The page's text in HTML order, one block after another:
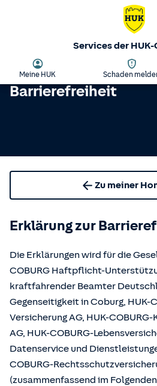
Services der HUK-
Meine HUK Schaden
Barrierefreiheit
Zu meiner
Erklärung zur
Die Erklärungen wird für die
COBURG Haftpflicht-
kraftfahrender Beamter
Gegenseitigkeit in Coburg, HUK-
Versicherung AG, HUK-
AG, HUK-COBURG-
Datenservice und
COBURG-
(zusammenfassend im Folgenden